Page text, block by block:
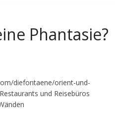
Phantasie?
diefontaene/orient-und-
und Reisebüros